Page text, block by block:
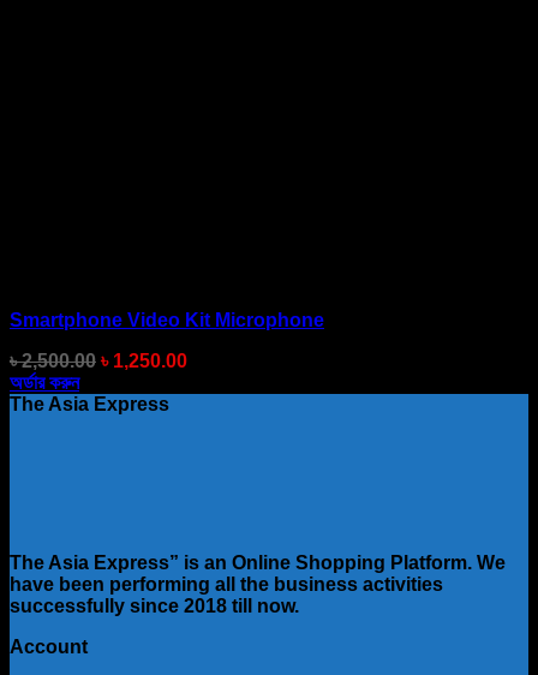
Smartphone Video Kit Microphone
৳2,500.00 Original
was:
৳ 1,250.00Current
অর্ডার করুন
The Asia Express
The Asia Express” is an Online Shopping Platform. We
have been performing all the business activities
successfully since 2018 till now.
Account